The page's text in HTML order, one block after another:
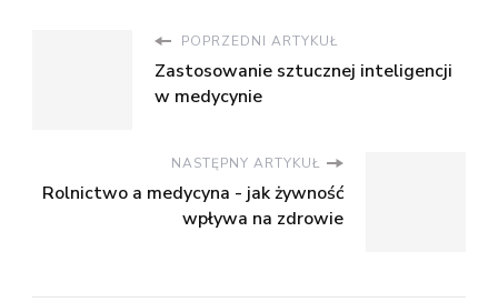
POPRZEDNI ARTYKUŁ
Zastosowanie sztucznej inteligencji
w medycynie
NASTĘPNY ARTYKUŁ
Rolnictwo a medycyna - jak żywność
wpływa na zdrowie